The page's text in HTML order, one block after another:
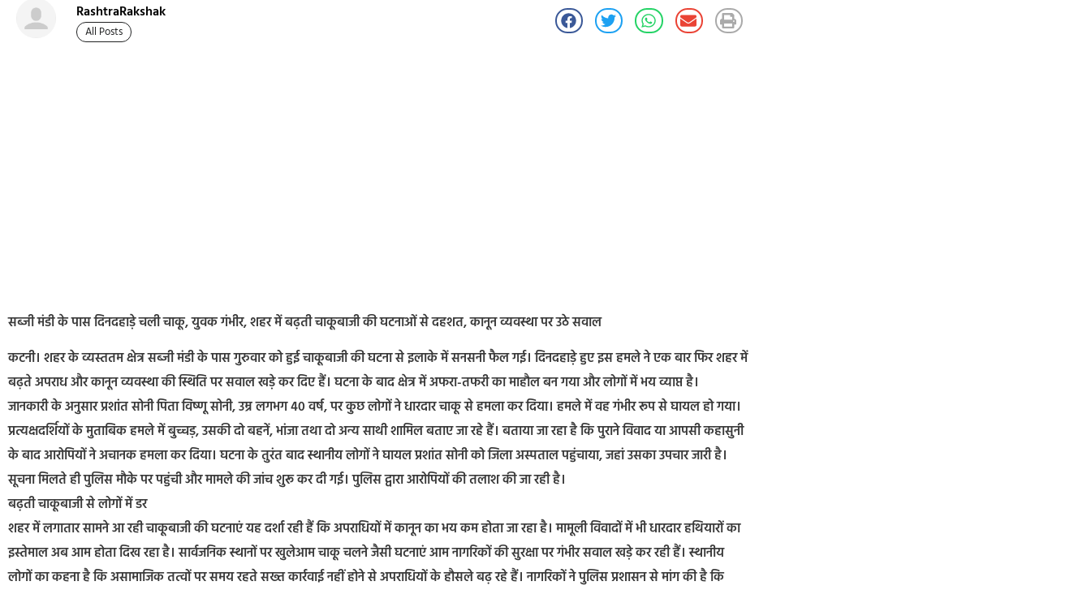
RashtraRakshak
All Posts
सब्जी मंडी के पास दिनदहाड़े चली चाकू, युवक गंभीर, शहर में बढ़ती चाकूबाजी की घटनाओं से दहशत, कानून व्यवस्था पर उठे सवाल
कटनी। शहर के व्यस्ततम क्षेत्र सब्जी मंडी के पास गुरुवार को हुई चाकूबाजी की घटना से इलाके में सनसनी फैल गई। दिनदहाड़े हुए इस हमले ने एक बार फिर शहर में
बढ़ते अपराध और कानून व्यवस्था की स्थिति पर सवाल खड़े कर दिए हैं। घटना के बाद क्षेत्र में अफरा-तफरी का माहौल बन गया और लोगों में भय व्याप्त है।
जानकारी के अनुसार प्रशांत सोनी पिता विष्णू सोनी, उम्र लगभग 40 वर्ष, पर कुछ लोगों ने धारदार चाकू से हमला कर दिया। हमले में वह गंभीर रूप से घायल हो गया।
प्रत्यक्षदर्शियों के मुताबिक हमले में बुच्चड़, उसकी दो बहनें, भांजा तथा दो अन्य साथी शामिल बताए जा रहे हैं। बताया जा रहा है कि पुराने विवाद या आपसी कहासुनी
के बाद आरोपियों ने अचानक हमला कर दिया। घटना के तुरंत बाद स्थानीय लोगों ने घायल प्रशांत सोनी को जिला अस्पताल पहुंचाया, जहां उसका उपचार जारी है।
सूचना मिलते ही पुलिस मौके पर पहुंची और मामले की जांच शुरू कर दी गई। पुलिस द्वारा आरोपियों की तलाश की जा रही है।
बढ़ती चाकूबाजी से लोगों में डर
शहर में लगातार सामने आ रही चाकूबाजी की घटनाएं यह दर्शा रही हैं कि अपराधियों में कानून का भय कम होता जा रहा है। मामूली विवादों में भी धारदार हथियारों का
इस्तेमाल अब आम होता दिख रहा है। सार्वजनिक स्थानों पर खुलेआम चाकू चलने जैसी घटनाएं आम नागरिकों की सुरक्षा पर गंभीर सवाल खड़े कर रही हैं। स्थानीय
लोगों का कहना है कि असामाजिक तत्वों पर समय रहते सख्त कार्रवाई नहीं होने से अपराधियों के हौसले बढ़ रहे हैं। नागरिकों ने पुलिस प्रशासन से मांग की है कि